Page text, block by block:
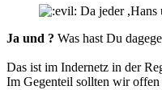
Da jeder ,Hans
Ja und ? Was hast Du
Das ist im Indernetz in der
Im Gegenteil sollten wir